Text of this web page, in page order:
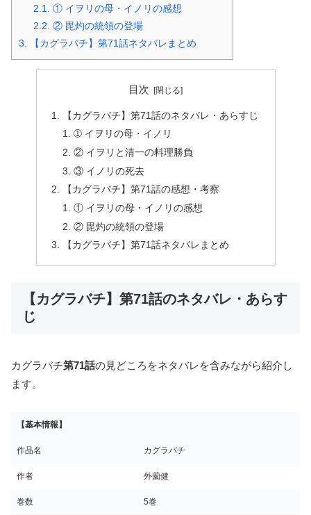
2.1.
① イヲリの母・イノリの感想
2.2. ② 毘灼の統領の登場
3.
【カグラバチ】第71話ネタバレまとめ
目次
【カグラバチ】第71話のネタバレ・あらすじ
➀ イヲリの母・イノリ
② イヲリと清一の料理勝負
③ イノリの死去
【カグラバチ】第71話の感想・考察
① イヲリの母・イノリの感想
② 毘灼の統領の登場
【カグラバチ】第71話ネタバレまとめ
【カグラバチ】第71話のネタバレ・あらす
じ
カグラバチ第71話の見どころをネタバレを含みながら紹介し
ます。
【基本情報】
作品名 カグラバチ
作者 外薗健
巻数 5巻